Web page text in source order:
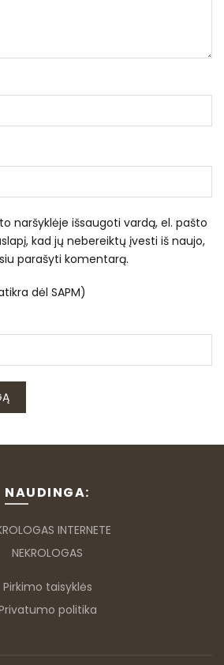
naršyklėje išsaugoti vardą, el. pašto
kad jų nebereiktų įvesti iš naujo,
parašyti komentarą.
dėl SAPM)
NAUDINGA:
INTERNETE
NEKROLOGAS
Pirkimo taisyklės
politika